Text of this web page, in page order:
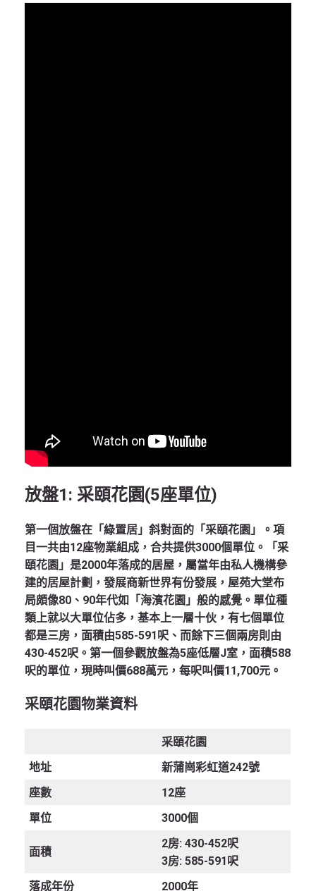
放盤1: 采頤花園(5座單位)
第一個放盤在「綠置居」斜對面的「采頤花園」。項
目一共由12座物業組成，合共提供3000個單位。「采
頤花園」是2000年落成的居屋，屬當年由私人機構參
建的居屋計劃，發展商新世界有份發展，屋苑大堂布
局頗像80、90年代如「海濱花園」般的感覺。單位種
類上就以大單位佔多，基本上一層十伙，有七個單位
都是三房，面積由585-591呎、而餘下三個兩房則由
430-452呎。第一個參觀放盤為5座低層J室，面積588
呎的單位，現時叫價688萬元，每呎叫價11,700元。
采頤花園物業資料
采頤花園
地址
新蒲崗彩虹道242號
座數
12座
單位
3000個
面積
2房: 430-452呎
3房: 585-591呎
落成年份
2000年